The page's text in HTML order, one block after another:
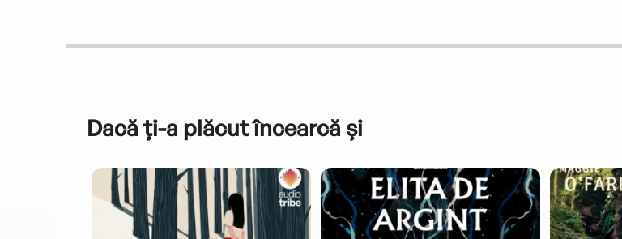
Dacă ți-a plăcut încearcă și